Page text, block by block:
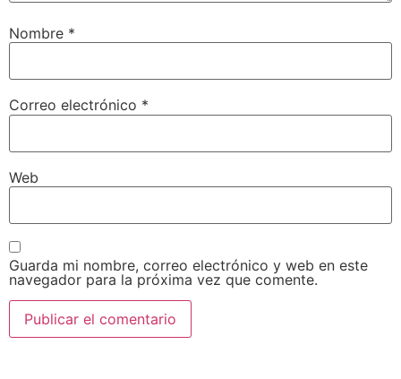
Nombre *
Correo electrónico *
Web
Guarda mi nombre, correo electrónico y web en este
navegador para la próxima vez que comente.